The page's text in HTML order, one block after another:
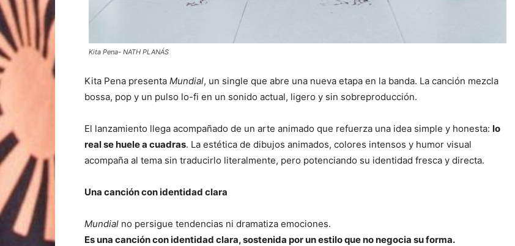
Kita Pena- NATH PLANÁS
Kita Pena presenta Mundial, un single que abre una nueva etapa en la banda. La canción mezcla
bossa, pop y un pulso lo-fi en un sonido actual, ligero y sin sobreproducción.
El lanzamiento llega acompañado de un arte animado que refuerza una idea simple y honesta: lo
real se huele a cuadras. La estética de dibujos animados, colores intensos y humor visual
acompaña al tema sin traducirlo literalmente, pero potenciando su identidad fresca y directa.
Una canción con identidad clara
Mundial no persigue tendencias ni dramatiza emociones.
Es una canción con identidad clara, sostenida por un estilo que no negocia su forma.